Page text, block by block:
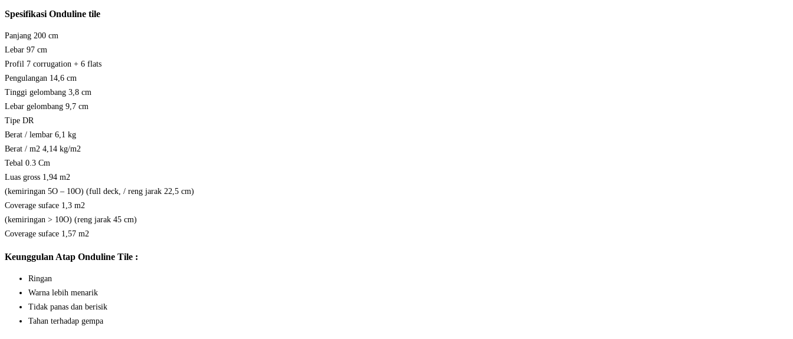
Spesifikasi Onduline tile
Panjang 200 cm
Lebar 97 cm
Profil 7 corrugation + 6 flats
Pengulangan 14,6 cm
Tinggi gelombang 3,8 cm
Lebar gelombang 9,7 cm
Tipe DR
Berat / lembar 6,1 kg
Berat / m2 4,14 kg/m2
Tebal 0.3 Cm
Luas gross 1,94 m2
(kemiringan 5O – 10O) (full deck, / reng jarak 22,5 cm)
Coverage suface 1,3 m2
(kemiringan > 10O) (reng jarak 45 cm)
Coverage suface 1,57 m2
Keunggulan Atap Onduline Tile :
Ringan
Warna lebih menarik
Tidak panas dan berisik
Tahan terhadap gempa